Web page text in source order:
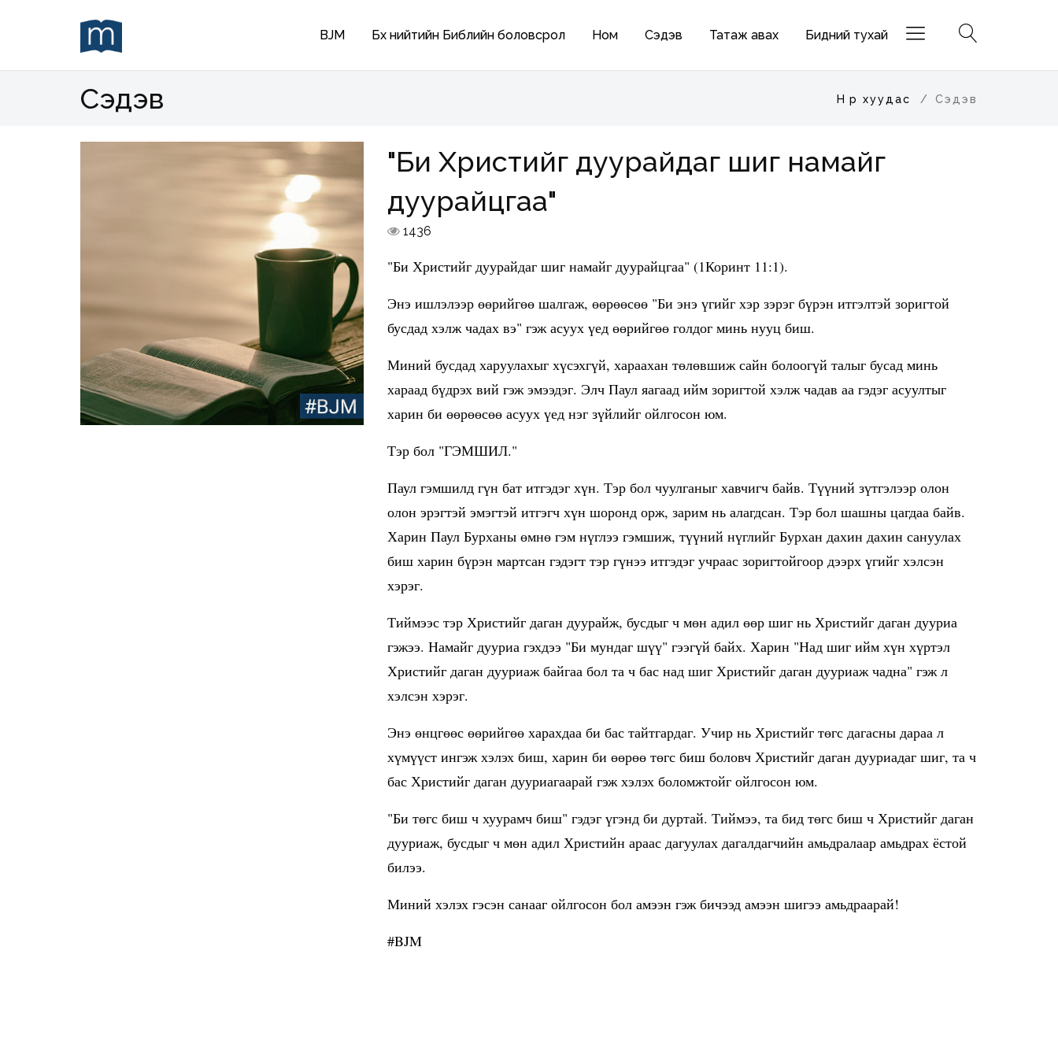
BJM Бүх нийтийн Библийн боловсрол Ном Сэдэв Татаж авах Бидний тухай
Сэдэв Нүүр хуудас Сэдэв
"Би Христийг дуурайдаг шиг намайг
дуурайцгаа"
1436
"Би Христийг дуурайдаг шиг намайг дуурайцгаа" (1Коринт 11:1).
Энэ ишлэлээр өөрийгөө шалгаж, өөрөөсөө "Би энэ үгийг хэр зэрэг бүрэн итгэлтэй зоригтой
бусдад хэлж чадах вэ" гэж асуух үед өөрийгөө голдог минь нууц биш.
Миний бусдад харуулахыг хүсэхгүй, хараахан төлөвшиж сайн болоогүй талыг бусад минь
хараад бүдрэх вий гэж эмээдэг. Элч Паул яагаад ийм зоригтой хэлж чадав аа гэдэг асуултыг
харин би өөрөөсөө асуух үед нэг зүйлийг ойлгосон юм.
Тэр бол "ГЭМШИЛ."
Паул гэмшилд гүн бат итгэдэг хүн. Тэр бол чуулганыг хавчигч байв. Түүний зүтгэлээр олон
олон эрэгтэй эмэгтэй итгэгч хүн шоронд орж, зарим нь алагдсан. Тэр бол шашны цагдаа байв.
Харин Паул Бурханы өмнө гэм нүглээ гэмшиж, түүний нүглийг Бурхан дахин дахин сануулах
биш харин бүрэн мартсан гэдэгт тэр гүнээ итгэдэг учраас зоригтойгоор дээрх үгийг хэлсэн
хэрэг.
Тиймээс тэр Христийг даган дуурайж, бусдыг ч мөн адил өөр шиг нь Христийг даган дууриа
гэжээ. Намайг дууриа гэхдээ "Би мундаг шүү" гээгүй байх. Харин "Над шиг ийм хүн хүртэл
Христийг даган дууриаж байгаа бол та ч бас над шиг Христийг даган дууриаж чадна" гэж л
хэлсэн хэрэг.
Энэ өнцгөөс өөрийгөө харахдаа би бас тайтгардаг. Учир нь Христийг төгс дагасны дараа л
хүмүүст ингэж хэлэх биш, харин би өөрөө төгс биш боловч Христийг даган дууриадаг шиг, та ч
бас Христийг даган дууриагаарай гэж хэлэх боломжтойг ойлгосон юм.
"Би төгс биш ч хуурамч биш" гэдэг үгэнд би дуртай. Тиймээ, та бид төгс биш ч Христийг даган
дууриаж, бусдыг ч мөн адил Христийн араас дагуулах дагалдагчийн амьдралаар амьдрах ёстой
билээ.
Миний хэлэх гэсэн санааг ойлгосон бол амээн гэж бичээд амээн шигээ амьдраарай!
#BJM